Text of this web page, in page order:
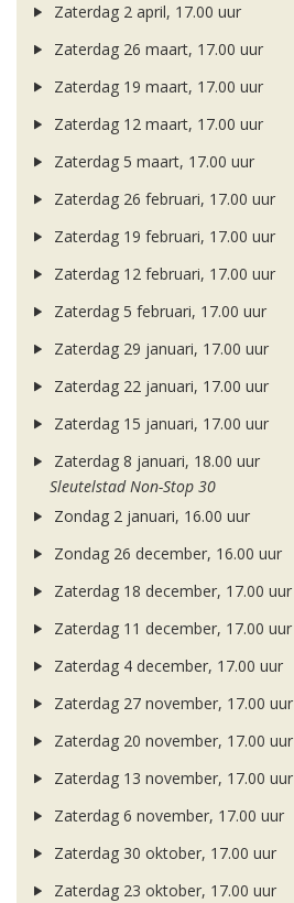
Zaterdag 2 april, 17.00 uur
Zaterdag 26 maart, 17.00 uur
Zaterdag 19 maart, 17.00 uur
Zaterdag 12 maart, 17.00 uur
Zaterdag 5 maart, 17.00 uur
Zaterdag 26 februari, 17.00 uur
Zaterdag 19 februari, 17.00 uur
Zaterdag 12 februari, 17.00 uur
Zaterdag 5 februari, 17.00 uur
Zaterdag 29 januari, 17.00 uur
Zaterdag 22 januari, 17.00 uur
Zaterdag 15 januari, 17.00 uur
Zaterdag 8 januari, 18.00 uur
Sleutelstad Non-Stop 30
Zondag 2 januari, 16.00 uur
Zondag 26 december, 16.00 uur
Zaterdag 18 december, 17.00 uur
Zaterdag 11 december, 17.00 uur
Zaterdag 4 december, 17.00 uur
Zaterdag 27 november, 17.00 uur
Zaterdag 20 november, 17.00 uur
Zaterdag 13 november, 17.00 uur
Zaterdag 6 november, 17.00 uur
Zaterdag 30 oktober, 17.00 uur
Zaterdag 23 oktober, 17.00 uur